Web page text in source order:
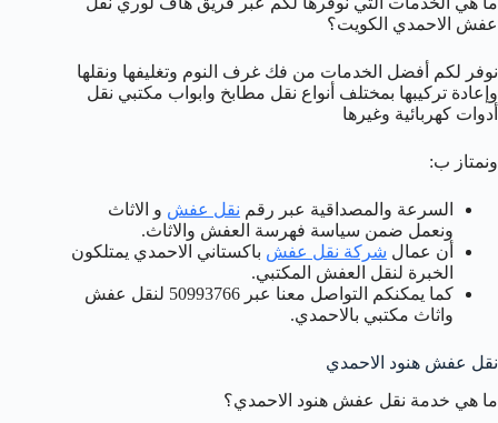
عفش الاحمدي الكويت؟
نوفر لكم أفضل الخدمات من فك غرف النوم وتغليفها ونقلها
وإعادة تركيبها بمختلف أنواع نقل مطابخ وابواب مكتبي نقل
أدوات كهربائية وغيرها
ونمتاز ب:
السرعة والمصداقية عبر رقم نقل عفش و الاثاث
ونعمل ضمن سياسة فهرسة العفش والاثاث.
أن عمال شركة نقل عفش باكستاني الاحمدي يمتلكون
الخبرة لنقل العفش المكتبي.
كما يمكنكم التواصل معنا عبر 50993766 لنقل عفش
واثاث مكتبي بالاحمدي.
نقل عفش هنود الاحمدي
ما هي خدمة نقل عفش هنود الاحمدي؟